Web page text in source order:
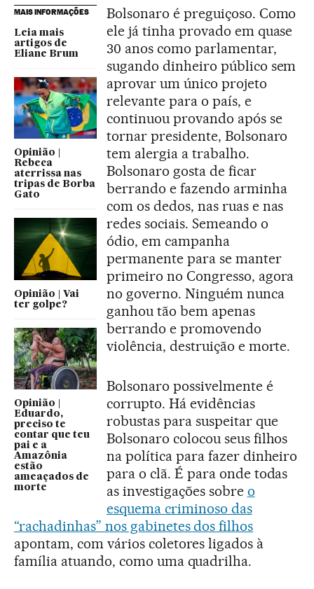
MAIS INFORMAÇÕES
Leia mais
artigos de
Eliane Brum
Opinião |
Rebeca
aterrissa nas
tripas de Borba
Gato
Opinião | Vai
ter golpe?
Opinião |
Eduardo,
preciso te
contar que teu
pai e a
Amazônia
estão
ameaçados de
morte
Bolsonaro é preguiçoso. Como
ele já tinha provado em quase
30 anos como parlamentar,
sugando dinheiro público sem
aprovar um único projeto
relevante para o país, e
continuou provando após se
tornar presidente, Bolsonaro
tem alergia a trabalho.
Bolsonaro gosta de ficar
berrando e fazendo arminha
com os dedos, nas ruas e nas
redes sociais. Semeando o
ódio, em campanha
permanente para se manter
primeiro no Congresso, agora
no governo. Ninguém nunca
ganhou tão bem apenas
berrando e promovendo
violência, destruição e morte.
Bolsonaro possivelmente é
corrupto. Há evidências
robustas para suspeitar que
Bolsonaro colocou seus filhos
na política para fazer dinheiro
para o clã. É para onde todas
as investigações sobre o
esquema criminoso das
“rachadinhas” nos gabinetes dos filhos
apontam, com vários coletores ligados à
família atuando, como uma quadrilha.